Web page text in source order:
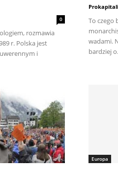
0
rozmawia
r. Polska jest
i
To czego
wadami.
bardziej
Europa